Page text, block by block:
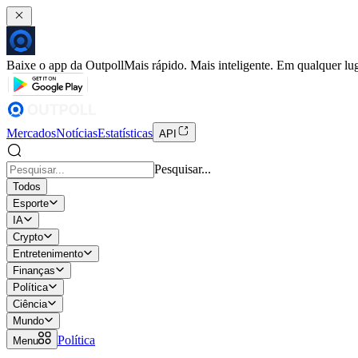
Baixe o app da OutpollMais rápido. Mais inteligente. Em qualquer
MercadosNotíciasEstatísticas API
Pesquisar...
Todos
Esporte
IA
Crypto
Entretenimento
Finanças
Política
Ciência
Mundo
Menu
Política